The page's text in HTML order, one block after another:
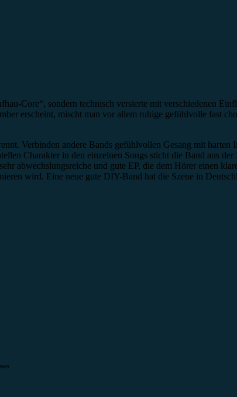
Core“, sondern technisch versierte mit verschiedenen
erscheint, mischt man vor allem ruhige gefühlvolle fast
Verbinden andere Bands gefühlvollen Gesang mit harten
Charakter in den einzelnen Songs sticht die Band aus
abwechslungsreiche und gute EP, die dem Hörer einen
wird. Eine neue gute DIY-Band hat die Szene in